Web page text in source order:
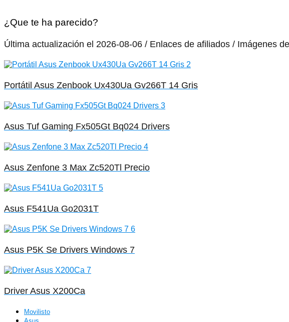
¿Que te ha parecido?
Última actualización el 2026-08-06 / Enlaces de afiliados / Imágenes
Portátil Asus Zenbook Ux430Ua Gv266T 14 Gris
Asus Tuf Gaming Fx505Gt Bq024 Drivers
Asus Zenfone 3 Max Zc520Tl Precio
Asus F541Ua Go2031T
Asus P5K Se Drivers Windows 7
Driver Asus X200Ca
Movilisto